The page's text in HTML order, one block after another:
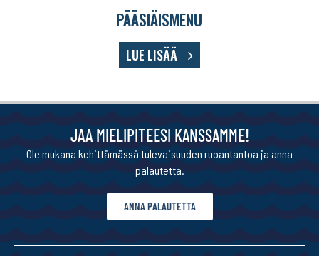
PÄÄSIÄISMENU
LUE LISÄÄ
JAA MIELIPITEESI KANSSAMME!
Ole mukana kehittämässä tulevaisuuden ruoantantoa ja anna
palautetta.
ANNA PALAUTETTA